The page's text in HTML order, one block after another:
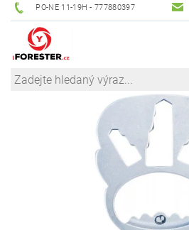
PO-NE 11-19H - 777880397